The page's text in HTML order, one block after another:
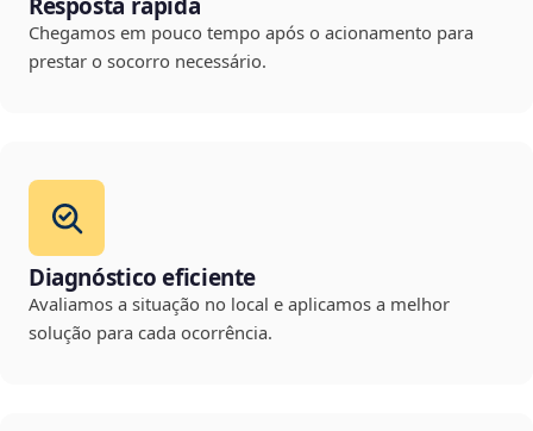
Resposta rápida
Chegamos em pouco tempo após o acionamento para
prestar o socorro necessário.
Diagnóstico eficiente
Avaliamos a situação no local e aplicamos a melhor
solução para cada ocorrência.